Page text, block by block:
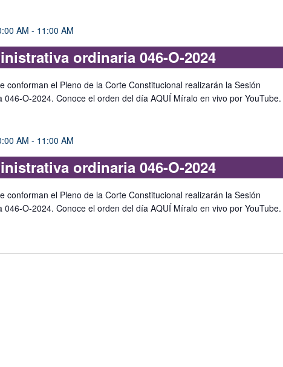
AM - 11:00 AM
ordinaria 046-O-2024
conforman el Pleno de la Corte Constitucional realizarán la Sesión
046-O-2024. Conoce el orden del día AQUÍ Míralo en vivo por YouTube.
AM - 11:00 AM
ordinaria 046-O-2024
conforman el Pleno de la Corte Constitucional realizarán la Sesión
046-O-2024. Conoce el orden del día AQUÍ Míralo en vivo por YouTube.